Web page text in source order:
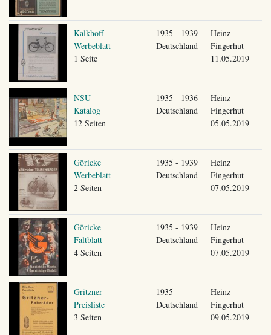
Kalkhoff
Werbeblatt
1 Seite
1935 - 1939
Deutschland
Heinz
Fingerhut
11.05.2019
NSU
Katalog
12 Seiten
1935 - 1936
Deutschland
Heinz
Fingerhut
05.05.2019
Göricke
Werbeblatt
2 Seiten
1935 - 1939
Deutschland
Heinz
Fingerhut
07.05.2019
Göricke
Faltblatt
4 Seiten
1935 - 1939
Deutschland
Heinz
Fingerhut
07.05.2019
Gritzner
Preisliste
3 Seiten
1935
Deutschland
Heinz
Fingerhut
09.05.2019